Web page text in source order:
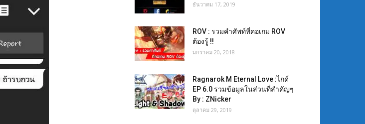
ธันวาคม 17, 2019
ROV : รวมคำศัพท์ที่คอเกม ROV
ต้องรู้ !!
มกราคม 20, 2018
Ragnarok M Eternal Love :ไกด์
EP 6.0 รวมข้อมูลในส่วนที่สำคัญๆ
By : ZNicker
ตุลาคม 29, 2019